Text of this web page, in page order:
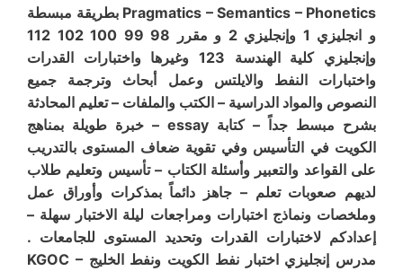
Pragmatics – Semantics – Phonetics بطريقة مبسطة
و انجليزي 1 وإنجليزي 2 و مقرر 98 99 100 102 112
وإنجليزي كلية الهندسة 123 وغيرها واختبارات القدرات
واختبارات النفط والايلتس وعمل أبحاث وترجمة جميع
النصوص والمواد الدراسية – الكتب والملفات – تعليم المحادثة
بشرح مبسط جداً – كتابة essay – خبرة طويلة بمناهج
الكويت في التأسيس وفي تقوية ضعاف المستوى بالتدريب
على القواعد والتعبير وأسئلة الكتاب – تأسيس وتعليم طلاب
لديهم صعوبات تعلم – جاهز دائماً بمذكرات وأوراق عمل
وملخصات ونماذج اختبارات ومراجعات ليلة الاختبار سهلة –
إعدادكم لاختبارات القدرات وتحديد المستوى للجامعات .
مدرس إنجليزي اختبار نفط الكويت ونفط الخليج KGOC –